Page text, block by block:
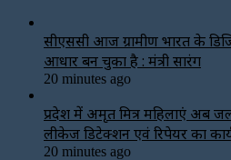
सीएससी आज ग्रामीण भारत के
आधार बन चुका है : मंत्री सारंग
20 minutes ago
प्रदेश में अमृत मित्र महिलाएं अब
लीकेज डिटेक्शन एवं रिपेयर का
20 minutes ago